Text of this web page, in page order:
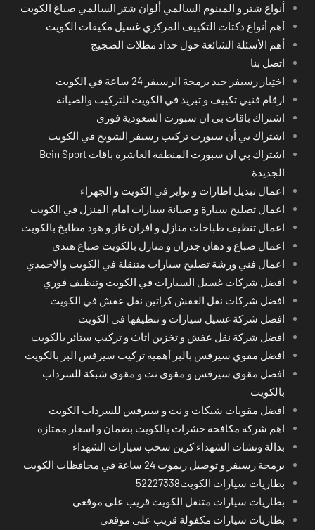
أنواع شتر و المينوم السالمي ألوان شتر السالمي صباغ الكويت
أهم أنواع دكتات التكييف المركزي غسيل مكيفات الكويت
أهم الأسئلة الشائعة حول حداد مظلات الضجيج
اتصل بنا
اختِيار رسيفر جيد برمجة الرسيفر 24 ساعة في الكويت
ارقام فنيي تكييف و تبريد في الكويت للتركيب والصيانة
اشتراك باقات بي ان سبورت السعودية فوري
اشتراك بي أن سبورت تركيب رسيفر الشويخ في الكويت
اشتراك بي ان سبورت المنطقة العاشرة باقات Bein Sport
الجديدة
اعمال تبديل اطارات و تواير في الكويت و الجهراء
اعمال تصليح سيارة و صيانة سيارات امام المنزل في الكويت
اعمال تنظيف طباخات منازل و افران غاز و هود مطابخ بالكويت
اعمال صباغ و دهان جدران و منازل بالكويت صباغ هندي
اعمال فني ورشة تصليح سيارات متنقلة في الكويت والاحمدي
افضل شركات غسيل السيارات في الكويت وتنظيف فوري
افضل شركات نقل العفش كراتين نقل عفش في الكويت
افضل شركة غسيل سيارات و تنظيفها في الكويت
افضل شركة نقل عفش و تخزين اثاث و تركيب ستائر بالكويت
افضل مقوي سيرفس بالبر أهمية تركيب سيرفس البر بالكويت
افضل مقوي سيرفس و مقوي نت و مقوي شبكة للسرداب
بالكويت
افضل مقويات شبكات و نت و سيرفس للسرداب الكويت
اهم شركة مكافحة حشرات بالكويت بضمان و اسعار ممتازة
بدالة ونشات الشهداء كرين سحب سيارات الشهداء
برمجة رسيفر و توصيل ريموت 24 ساعة في محافظات الكويت
بطاريات سيارات الكويت52227338
بطاريات سيارات متنقل الكويت قريب على موقعي
بطاريات سيارات مكفولة قريب على موقعي